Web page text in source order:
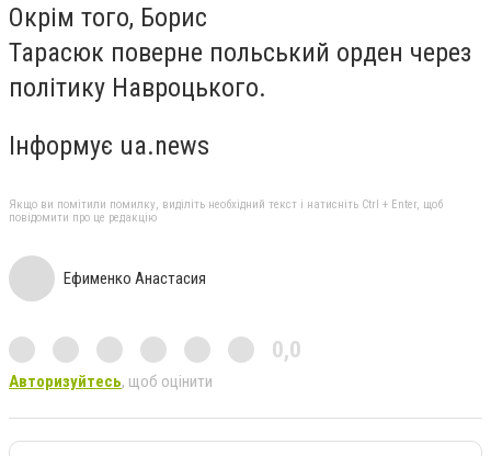
Окрім того, Борис
Тарасюк поверне польський орден через
політику Навроцького.
Інформує ua.news
Якщо ви помітили помилку, виділіть необхідний текст і натисніть Ctrl + Enter, щоб
повідомити про це редакцію
Ефименко Анастасия
0,0
Авторизуйтесь, щоб оцінити